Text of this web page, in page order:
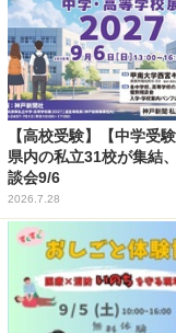
【高校受験】【中学受
県内の私立31校が集結
談会9/6
2026.7.28